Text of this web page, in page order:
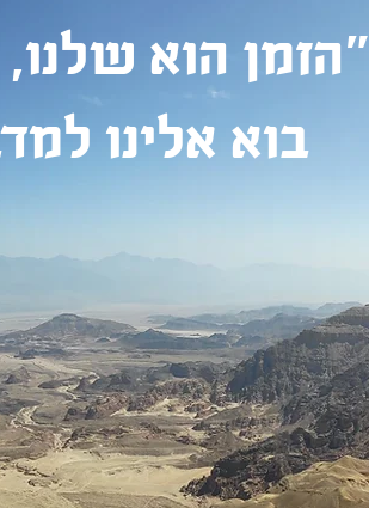
"הזמן הוא שלנו,
בוא אלינו